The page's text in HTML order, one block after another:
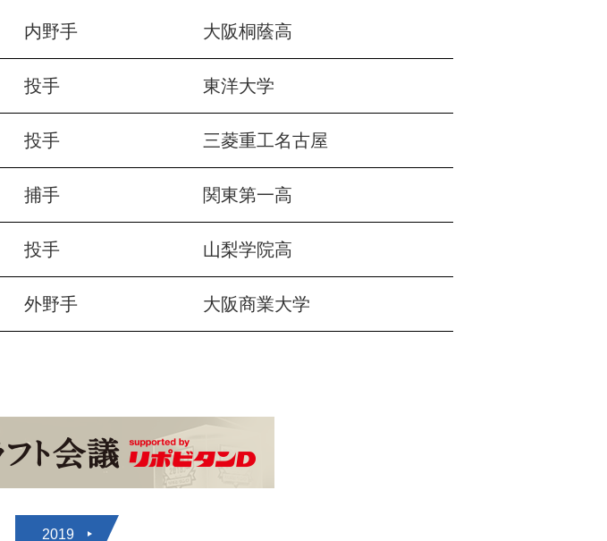
内野手 大阪桐蔭高
投手 東洋大学
投手 三菱重工名古屋
捕手 関東第一高
投手 山梨学院高
外野手 大阪商業大学
2019